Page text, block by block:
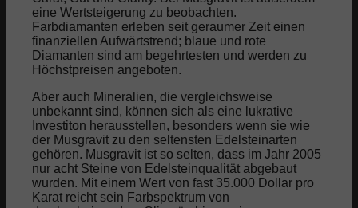
eine Wertsteigerung zu beobachten.
Farbdiamanten erleben seit geraumer Zeit einen
finanziellen Aufwärtstrend; blaue und rote
Diamanten sind am begehrtesten und werden zu
Höchstpreisen angeboten.
Aber auch Mineralien, die vergleichsweise
unbekannt sind, können sich als eine lukrative
Investiton herausstellen, besonders wenn sie wie
der Musgravit zu den seltensten Edelsteinarten
gehören. Musgravit ist so selten, dass im Jahr 2005
nur acht Steine von Edelsteinqualität abgebaut
wurden. Mit einem Wert von fast 35.000 Dollar pro
Karat reicht sein Farbspektrum von